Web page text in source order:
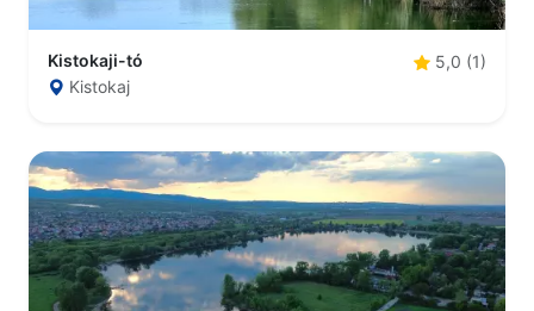
Kistokaji-tó
5,0 (1)
Kistokaj